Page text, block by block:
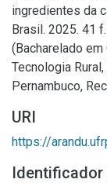
ingredientes da
Brasil. 2025. 41
(Bacharelado
Tecnologia
Pernambuco,
URI
https://
Identificador